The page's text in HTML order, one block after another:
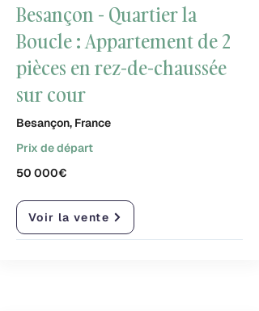
Besançon - Quartier la
Boucle : Appartement de 2
pièces en rez-de-chaussée
sur cour
Besançon, France
Prix de départ
50 000€
Voir la vente